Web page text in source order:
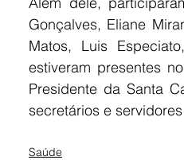
Gonçalves, Eliane
Matos, Luis
estiveram presentes
Presidente da Santa
secretários e
Saúde